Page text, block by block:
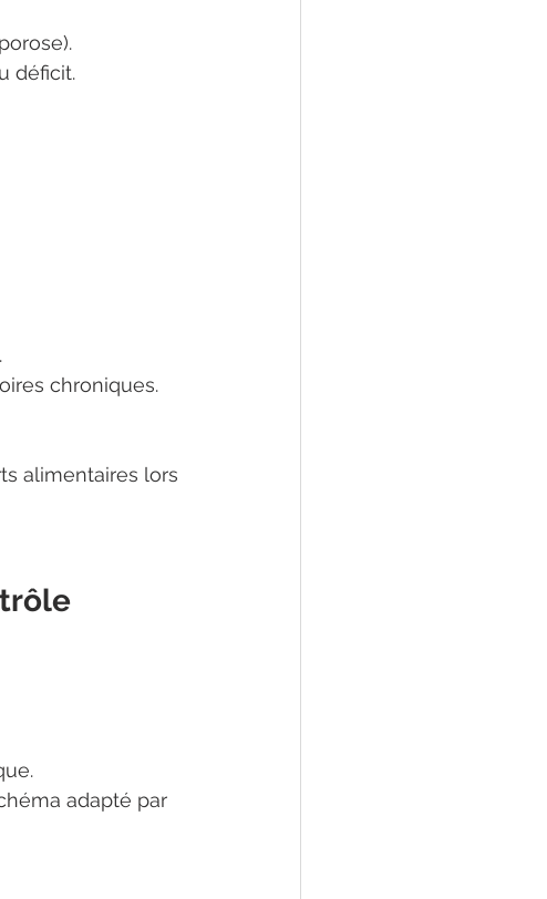
déficit.
chroniques.
alimentaires lors
adapté par